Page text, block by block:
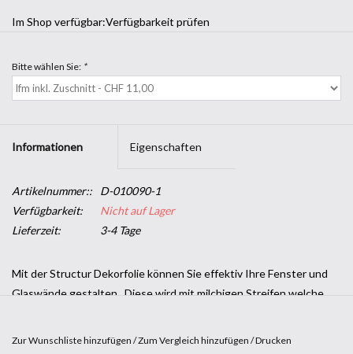
Im Shop verfügbar:Verfügbarkeit prüfen
Bitte wählen Sie: *
Informationen Eigenschaften
Artikelnummer::
D-010090-1
Verfügbarkeit:
Nicht auf Lager
Lieferzeit:
3-4 Tage
Mit der Structur Dekorfolie können Sie effektiv Ihre Fenster und
Glaswände gestalten . Diese wird mit milchigen Streifen welche
Zur Wunschliste hinzufügen /Zum Vergleich hinzufügen /Drucken